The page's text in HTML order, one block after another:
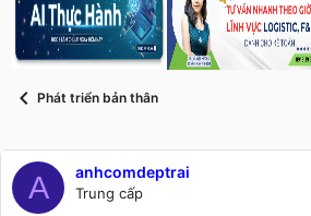
d
s
a
r
ử
i
Phát triển bản thân
A anhcomdeptrai
Trung cấp